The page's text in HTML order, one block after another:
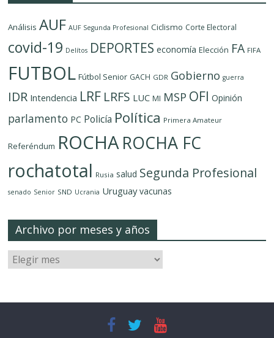
Análisis AUF AUF Segunda Profesional Ciclismo Corte Electoral
covid-19 Delítos DEPORTES economía Elección FA FIFA
FUTBOL Fútbol Senior GACH GDR Gobierno guerra
IDR Intendencia LRF LRFS LUC MI MSP OFI Opinión
parlamento PC Policía Política Primera Amateur
Referéndum ROCHAROCHA FC
rochatotal Rusia salud Segunda Profesional
senado Senior SND Ucrania Uruguay vacunas
Archivo por meses y años